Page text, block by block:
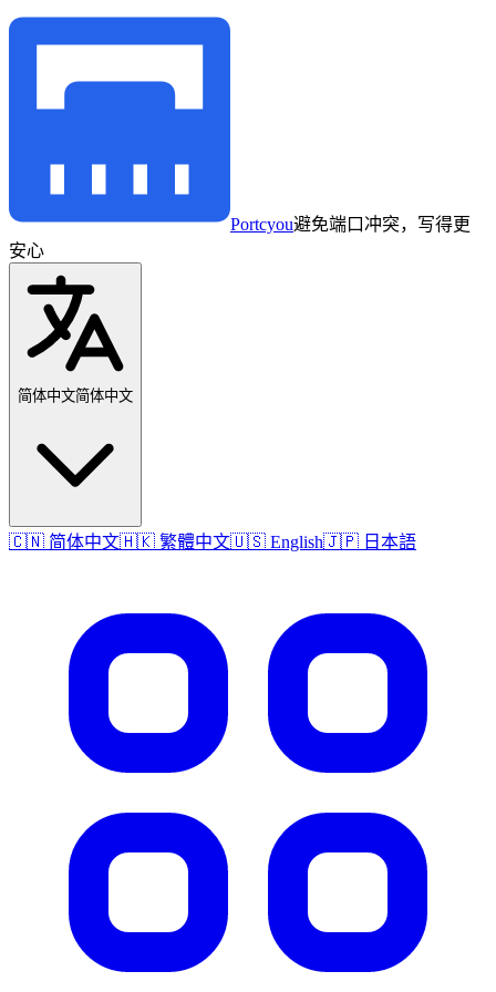
Portcyou避免端口冲突，写得更
安心
简体中文简体中文
🇨🇳 简体中文🇭🇰 繁體中文🇺🇸 English🇯🇵 日本語